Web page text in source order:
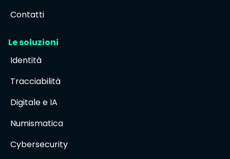
Contatti
Le soluzioni
Identità
Tracciabilità
Digitale e IA
Numismatica
Cybersecurity